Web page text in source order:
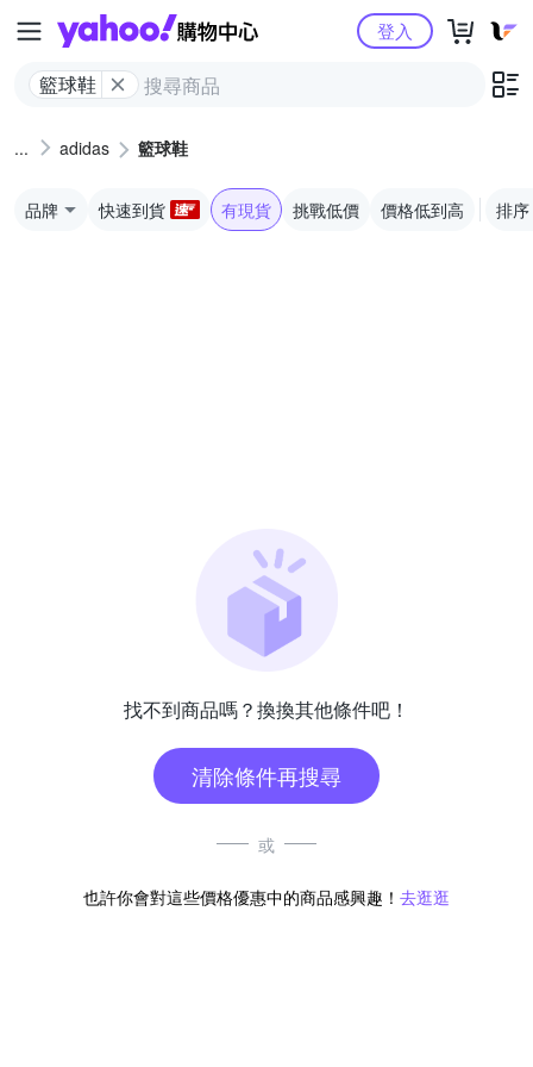
Yahoo購物中心
籃球鞋
登入
adidas 籃球鞋
品牌 快速到貨 有現貨 挑戰低價 價格低到高 排序
找不到商品嗎？換換其他條件吧！
清除條件再搜尋
或
也許你會對這些價格優惠中的商品感興趣！ 去逛逛